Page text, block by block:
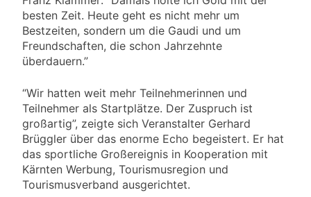
besten Zeit. Heute geht es nicht mehr um
Bestzeiten, sondern um die Gaudi und um
Freundschaften, die schon Jahrzehnte
überdauern.”
“Wir hatten weit mehr Teilnehmerinnen und
Teilnehmer als Startplätze. Der Zuspruch ist
großartig”, zeigte sich Veranstalter Gerhard
Brüggler über das enorme Echo begeistert. Er hat
das sportliche Großereignis in Kooperation mit
Kärnten Werbung, Tourismusregion und
Tourismusverband ausgerichtet.